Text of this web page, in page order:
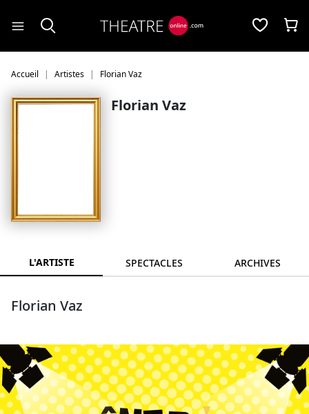
Accueil Artistes Florian Vaz
Florian Vaz
L'ARTISTE SPECTACLES ARCHIVES
Florian Vaz